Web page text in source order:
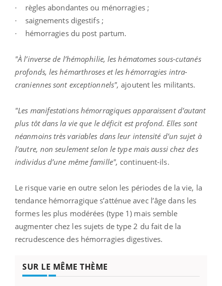
· règles abondantes ou ménorragies ;
· saignements digestifs ;
· hémorragies du post partum.
"À l’inverse de l’hémophilie, les hématomes sous-cutanés
profonds, les hémarthroses et les hémorragies intra-
craniennes sont exceptionnels", ajoutent les militants.
"Les manifestations hémorragiques apparaissent d’autant
plus tôt dans la vie que le déficit est profond. Elles sont
néanmoins très variables dans leur intensité d’un sujet à
l’autre, non seulement selon le type mais aussi chez des
individus d’une même famille", continuent-ils.
Le risque varie en outre selon les périodes de la vie, la
tendance hémorragique s’atténue avec l’âge dans les
formes les plus modérées (type 1) mais semble
augmenter chez les sujets de type 2 du fait de la
recrudescence des hémorragies digestives.
SUR LE MÊME THÈME